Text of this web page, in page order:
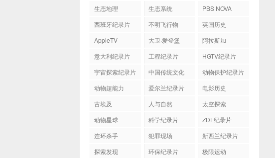
生态地理
生态系统
PBS NOVA
西班牙纪录片
不明飞行物
英国历史
AppleTV
大卫·爱登堡
阿拉斯加
意大利纪录片
工程纪录片
HGTV纪录片
宇宙探索纪录片
中国传统文化
动物保护纪录片
动物超能力
爱尔兰纪录片
电影历史
古埃及
人与自然
太空探索
动物星球
科学纪录片
ZDF纪录片
连环杀手
犯罪现场
新西兰纪录片
探索发现
环保纪录片
极限运动